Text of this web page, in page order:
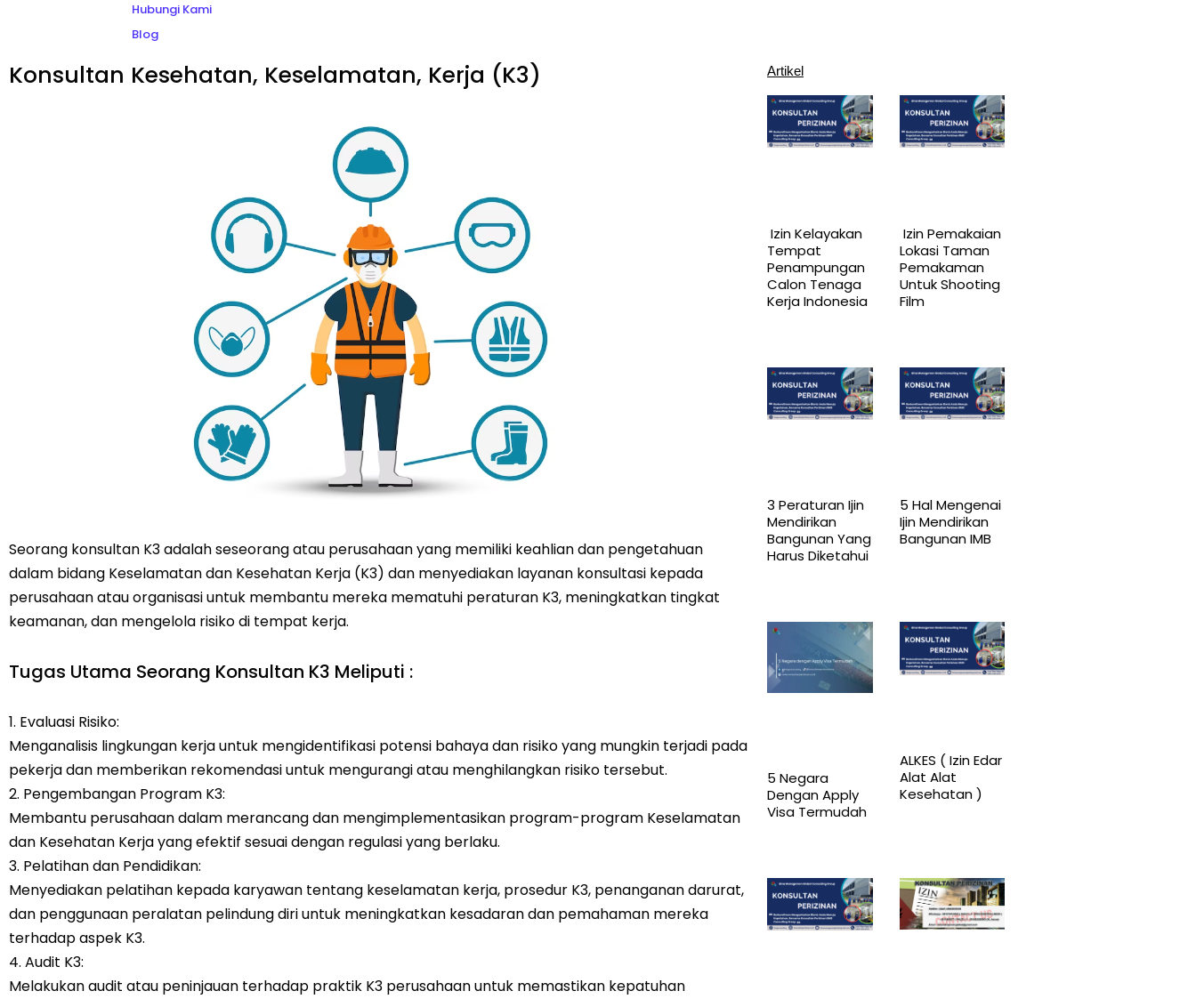
Hubungi Kami
Blog
Konsultan Kesehatan, Keselamatan, Kerja (k3)
Seorang konsultan K3 adalah seseorang atau perusahaan yang memiliki keahlian dan pengetahuan
dalam bidang Keselamatan dan Kesehatan Kerja (K3) dan menyediakan layanan konsultasi kepada
perusahaan atau organisasi untuk membantu mereka mematuhi peraturan K3, meningkatkan tingkat
keamanan, dan mengelola risiko di tempat kerja.
Tugas Utama Seorang Konsultan K3 Meliputi :
1. Evaluasi Risiko:
Menganalisis lingkungan kerja untuk mengidentifikasi potensi bahaya dan risiko yang mungkin terjadi pada
pekerja dan memberikan rekomendasi untuk mengurangi atau menghilangkan risiko tersebut.
2. Pengembangan Program K3:
Membantu perusahaan dalam merancang dan mengimplementasikan program-program Keselamatan
dan Kesehatan Kerja yang efektif sesuai dengan regulasi yang berlaku.
3. Pelatihan dan Pendidikan:
Menyediakan pelatihan kepada karyawan tentang keselamatan kerja, prosedur K3, penanganan darurat,
dan penggunaan peralatan pelindung diri untuk meningkatkan kesadaran dan pemahaman mereka
terhadap aspek K3.
4. Audit K3:
Melakukan audit atau peninjauan terhadap praktik K3 perusahaan untuk memastikan kepatuhan
Artikel
Izin Kelayakan
Tempat
Penampungan
Calon Tenaga
Kerja Indonesia
Izin Pemakaian
Lokasi Taman
Pemakaman
Untuk Shooting
Film
3 Peraturan Ijin
Mendirikan
Bangunan Yang
Harus Diketahui
5 Hal Mengenai
Ijin Mendirikan
Bangunan IMB
5 Negara
Dengan Apply
Visa Termudah
ALKES ( Izin Edar
Alat Alat
Kesehatan )